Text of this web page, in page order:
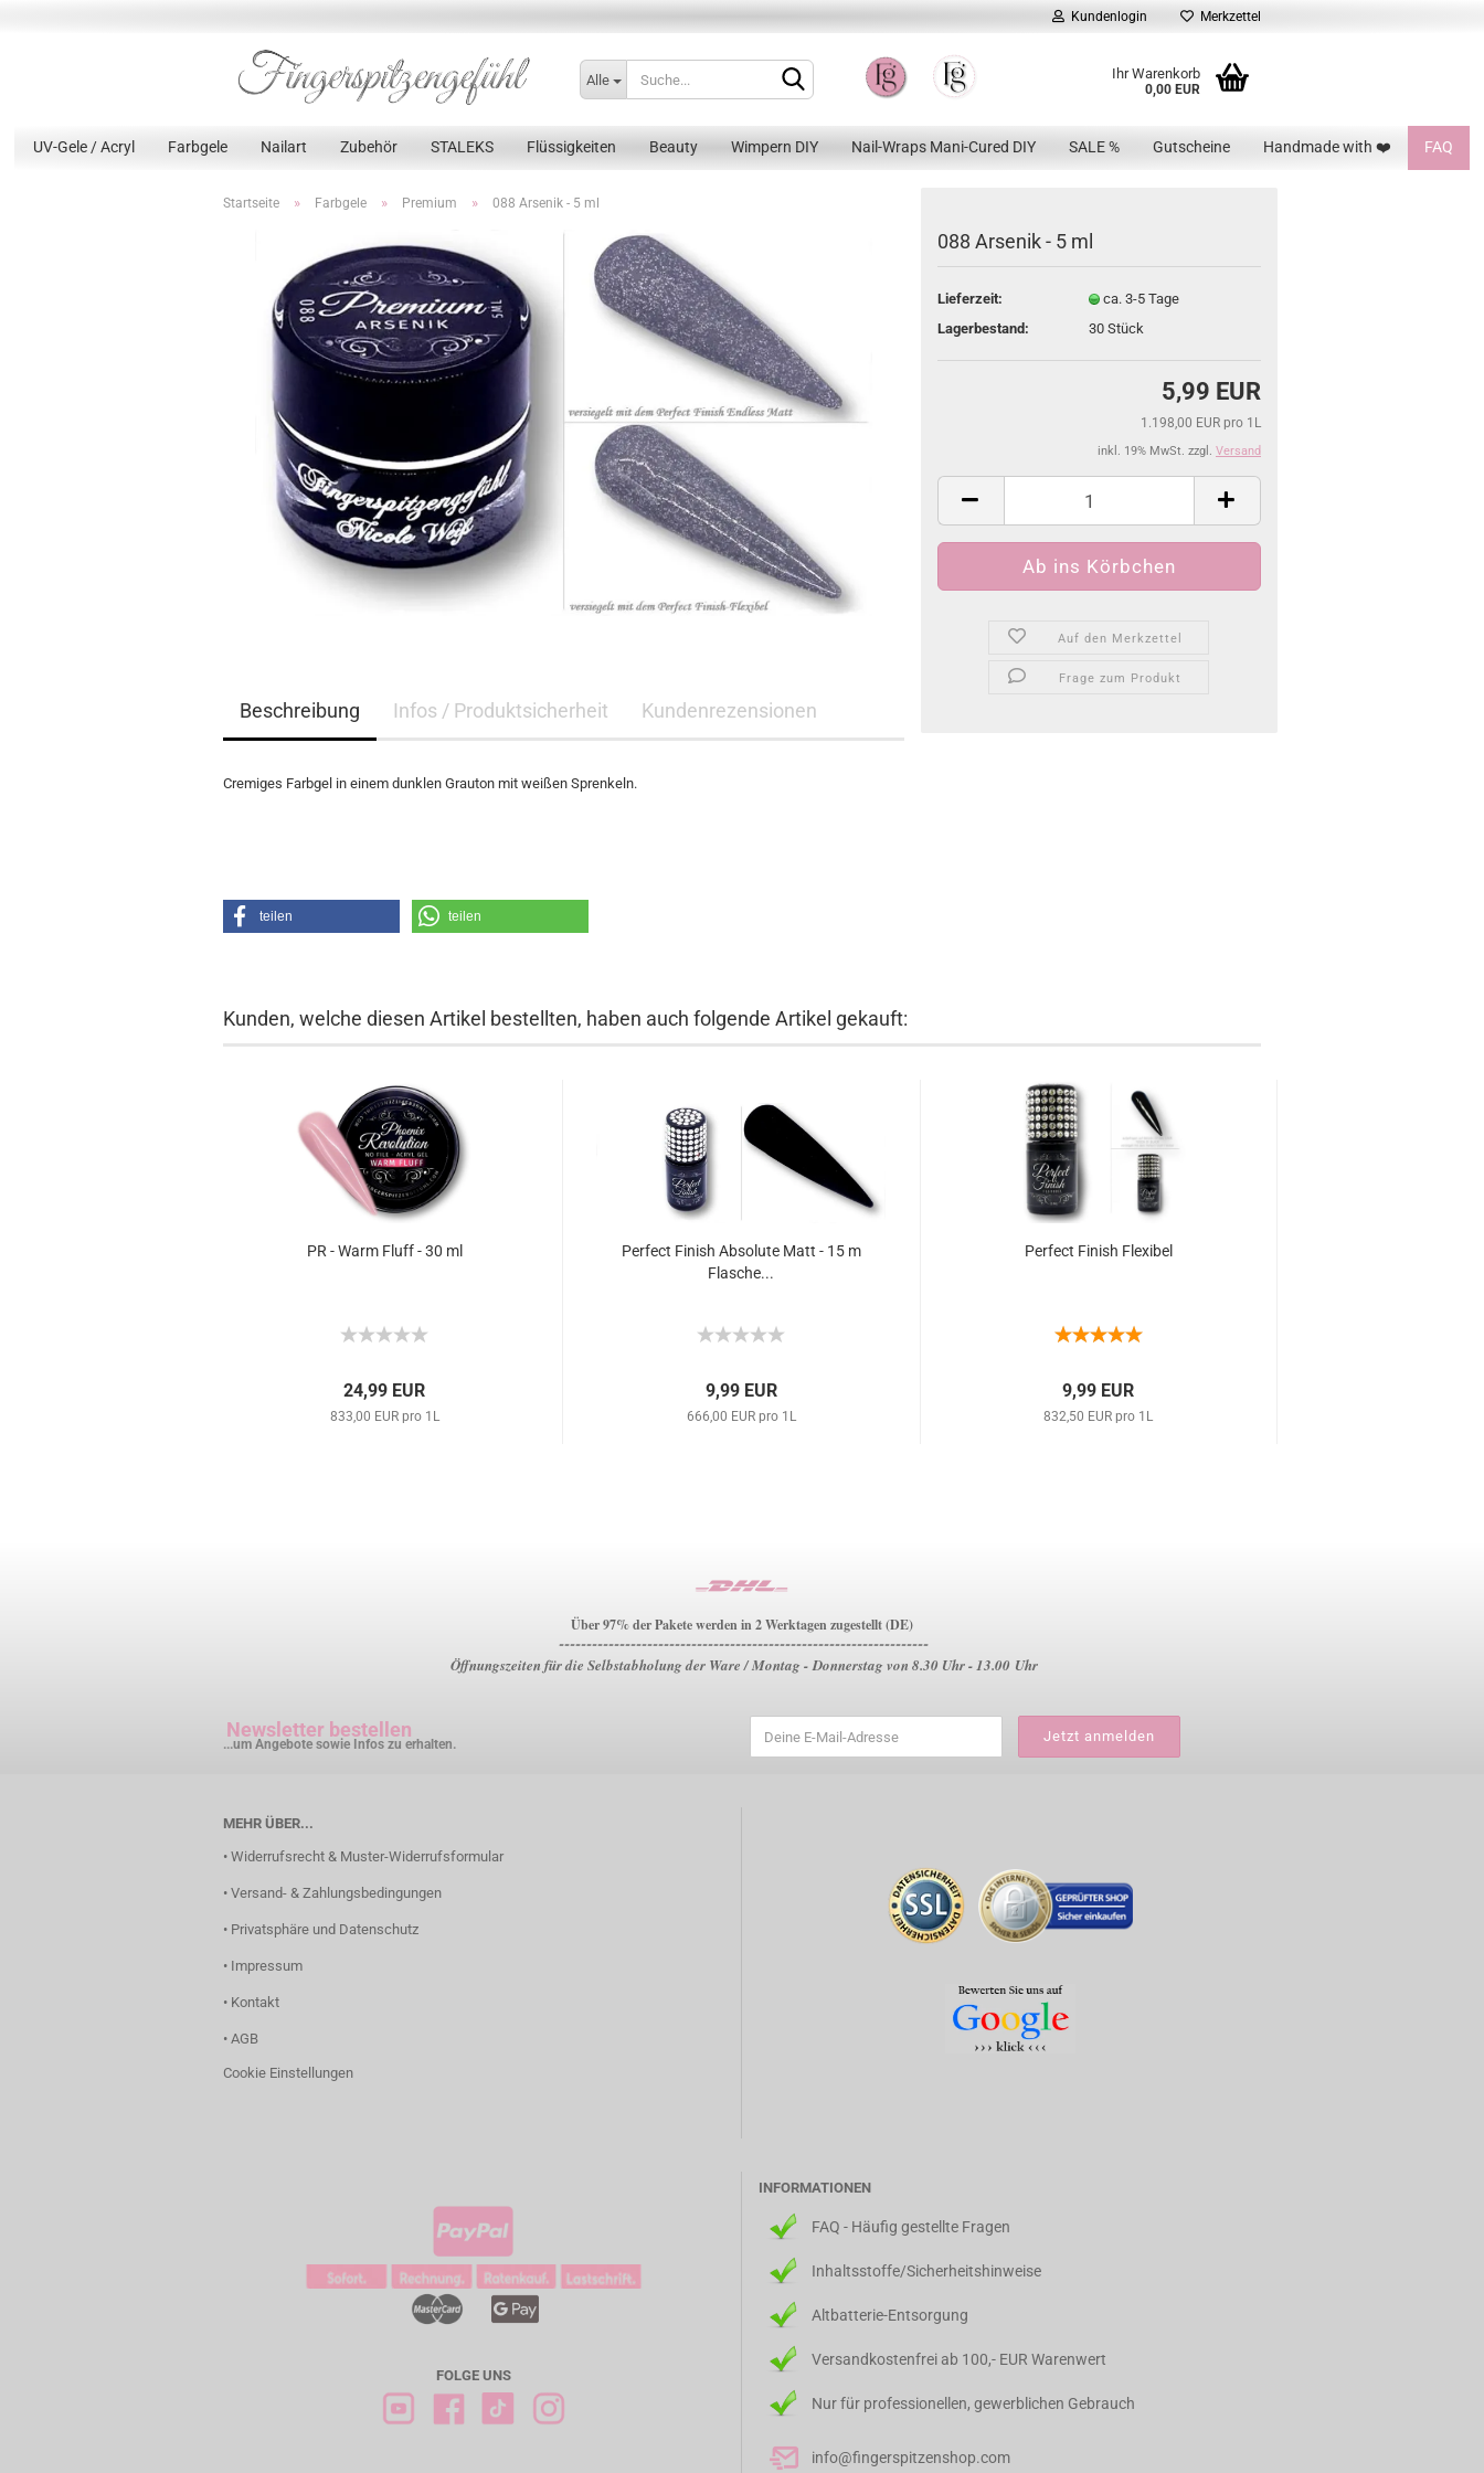
Kundenlogin Merkzettel
Alle Ihr Warenkorb
0,00 EUR
UV-Gele / Acryl Farbgele Nailart Zubehör STALEKS Flüssigkeiten Beauty Wimpern DIY Nail-Wraps Mani-Cured DIY SALE % Gutscheine Handmade with ❤️ FAQ
Startseite » Farbgele » Premium » 088 Arsenik - 5 ml
088 Arsenik - 5 ml
Lieferzeit:
ca. 3-5 Tage
Lagerbestand:
30 Stück
5,99 EUR
1.198,00 EUR pro 1L
inkl. 19% MwSt. zzgl. Versand
Auf den Merkzettel
Frage zum Produkt
Beschreibung Infos / Produktsicherheit Kundenrezensionen
Cremiges Farbgel in einem dunklen Grauton mit weißen Sprenkeln.
teilen teilen
Kunden, welche diesen Artikel bestellten, haben auch folgende Artikel gekauft:
PR - Warm Fluff - 30 ml
24,99 EUR
833,00 EUR pro 1L
Perfect Finish Absolute Matt - 15 m
Flasche...
9,99 EUR
666,00 EUR pro 1L
Perfect Finish Flexibel
9,99 EUR
832,50 EUR pro 1L
Über 97% der Pakete werden in 2 Werktagen zugestellt (DE)
-------------------------------------------------------------------
Öffnungszeiten für die Selbstabholung der Ware / Montag - Donnerstag von 8.30 Uhr - 13.00 Uhr
Newsletter bestellen
...um Angebote sowie Infos zu erhalten.
MEHR ÜBER...
• Widerrufsrecht & Muster-Widerrufsformular
• Versand- & Zahlungsbedingungen
• Privatsphäre und Datenschutz
• Impressum
• Kontakt
• AGB
Cookie Einstellungen
FOLGE UNS
INFORMATIONEN
FAQ - Häufig gestellte Fragen
Inhaltsstoffe/Sicherheitshinweise
Altbatterie-Entsorgung
Versandkostenfrei ab 100,- EUR Warenwert
Nur für professionellen, gewerblichen Gebrauch
info@fingerspitzenshop.com